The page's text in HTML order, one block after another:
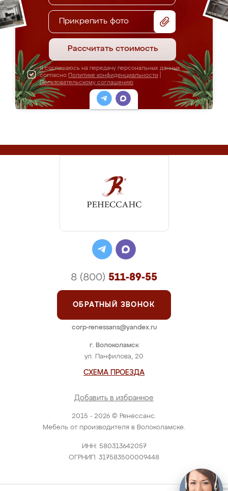
Прикрепить фото
Рассчитать стоимость
Я соглашаюсь на передачу персональных данных
согласно Политике конфиденциальности
Пользовательскому соглашению
2015 - 2026 © Ренессанс.
Мебель от производителя в Волоколамске.
ИНН: 580313642057
ОГРНИП: 317583500009448
г. Волоколамск
ул. Панфилова, 20
СХЕМА ПРОЕЗДА
Добавить в избранное
8 (800) 511-89-55
ОБРАТНЫЙ ЗВОНОК
corp-renessans@yandex.ru